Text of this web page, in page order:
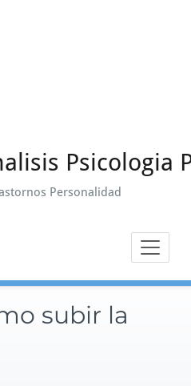
Psicologia
Personalidad
subir la